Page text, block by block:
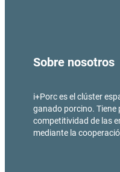
Sobre nosotros
i+Porc es el clúster
ganado porcino. Tiene
competitividad de las
mediante la